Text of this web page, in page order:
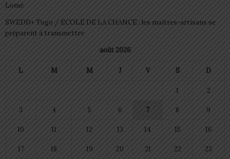
Lomé
SWEDD+ Togo / ECOLE DE LA CHANCE : les maitres-artisans se
préparent à transmettre
août 2026
L M M J V S D
1 2
3 4 5 6 7 8 9
10 11 12 13 14 15 16
17 18 19 20 21 22 23